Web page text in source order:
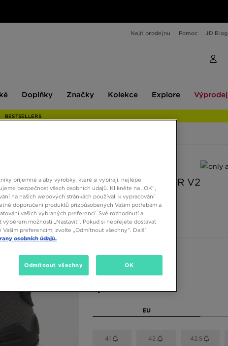
Najít prodejnu Pomoc JD Blog
Doplňky Značky Kolekce Explore Výprodej
BESTSELLERS
MCKENZIE ALMER V2
1490 Kč
Dostupné barvy
EU
41 42 42,5
příjemné a aby výrobky, které si vybírají, nejlépe
bezpečnost všech osobních údajů. Klikněte na „OK“,
na našich webových stránkách používali k vypracování
doporučení produktů přizpůsobených Vašim potřebám a
vašich vybraných preferencí. Své rozhodnutí a
možnosti „Nastavit“. Pokud si nepřejete dostávat
preferencím, zvolte „Odmítnout všechny“. Další
osobních údajů.
Odmítnout všechny OK